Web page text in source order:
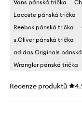
Vans pánská trička
Lacoste pánská trička
Reebok pánská trička
s.Oliver pánská trička
adidas Originals
Wrangler pánská trička
Recenze produktů